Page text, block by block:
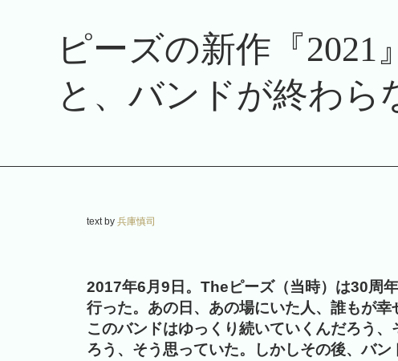
ピーズの新作『2021
と、バンドが終わら
text by 兵庫慎司
2017年6月9日。Theピーズ（当時）は30周
行った。あの日、あの場にいた人、誰もが幸
このバンドはゆっくり続いていくんだろう
ろう、そう思っていた。しかしその後、バ